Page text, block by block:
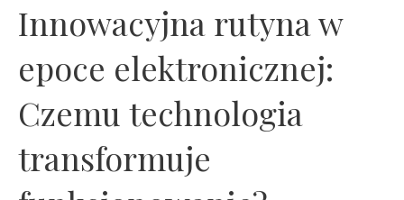
Innowacyjna rutyna w
epoce elektronicznej:
Czemu technologia
transformuje